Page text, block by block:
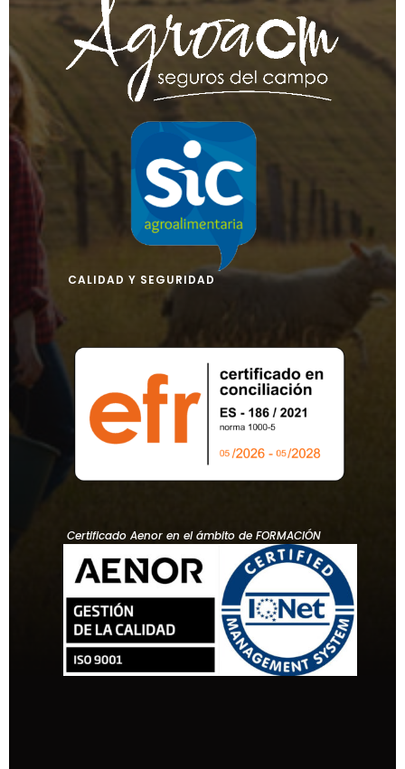
CALIDAD Y SEGURIDAD
Certificado Aenor en el ámbito de FORMACIÓN